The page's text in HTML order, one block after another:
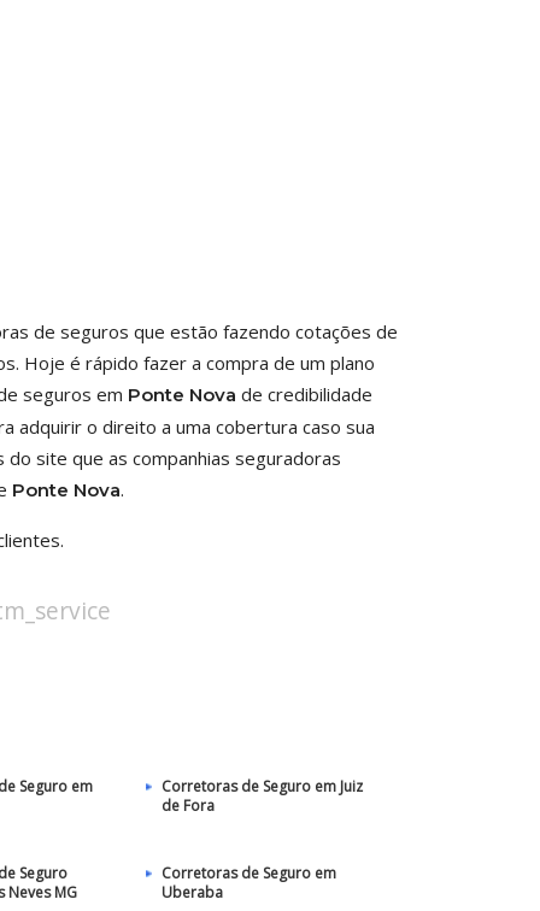
de seguros que estão fazendo cotações de
Hoje é rápido fazer a compra de um plano
seguros em Ponte Nova de credibilidade
adquirir o direito a uma cobertura caso sua
site que as companhias seguradoras
Ponte Nova.
Seguro em
Corretoras de Seguro em Juiz
de Fora
Seguro
Neves MG
Corretoras de Seguro em
Uberaba